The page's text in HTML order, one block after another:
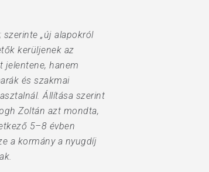
„új alapokról
kerüljenek az
jelentene, hanem
és szakmai
Állítása szerint
Zoltán azt mondta,
5–8 évben
a kormány a nyugdíj